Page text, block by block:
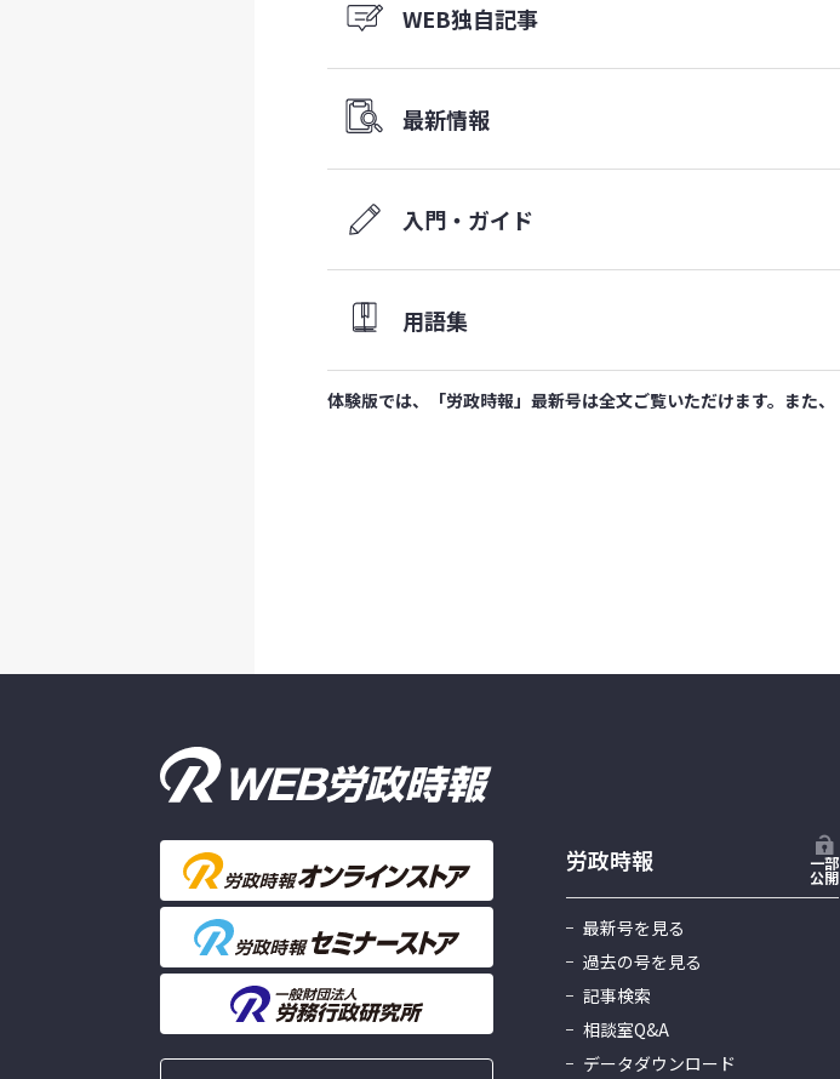
WEB独自記事
最新情報
入門・ガイド
用語集
体験版では、「労政時報」最新号は全文ご覧いただけます。また
労政時報 一部
公開
最新号を見る
過去の号を見る
記事検索
相談室Q&A
データダウンロード